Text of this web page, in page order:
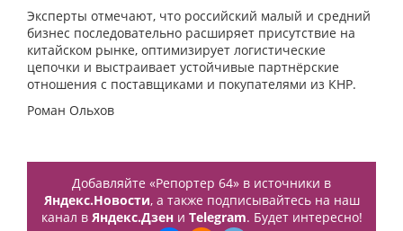
Эксперты отмечают, что российский малый и средний
бизнес последовательно расширяет присутствие на
китайском рынке, оптимизирует логистические
цепочки и выстраивает устойчивые партнёрские
отношения с поставщиками и покупателями из КНР.
Роман Ольхов
Добавляйте «Репортер 64» в источники в
Яндекс.Новости, а также подписывайтесь на наш
канал в Яндекс.Дзени Telegram. Будет интересно!